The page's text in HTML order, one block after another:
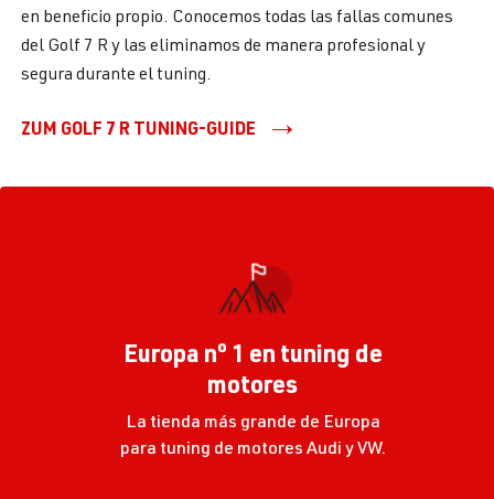
en beneficio propio. Conocemos todas las fallas comunes
del Golf 7 R y las eliminamos de manera profesional y
segura durante el tuning.
ZUM GOLF 7 R TUNING-GUIDE
Europa nº 1 en tuning de
motores
La tienda más grande de Europa
para tuning de motores Audi y VW.